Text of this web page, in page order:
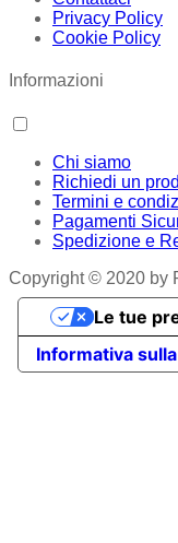
Privacy Policy
Cookie Policy
Informazioni
Chi siamo
Richiedi un
Termini e
Pagamenti
Spedizione e
Copyright © 2020 by
Informativa
Le tue